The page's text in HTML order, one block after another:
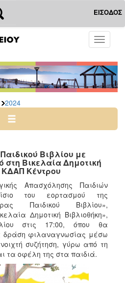
ΕΙΣΟΔΟΣ
Toggle
2024
Βιβλίου με
στη Βικελαία Δημοτική
ΚΔΑΠ Κέντρου
Απασχόλησης Παιδιών
του εορτασμού της
Παιδικού Βιβλίου»,
Δημοτική Βιβλιοθήκη»,
στις 17:00, όπου θα
δράση φιλαναγνωσίας μέσω
συζήτηση, γύρω από τη
τα οφέλη της στα παιδιά.